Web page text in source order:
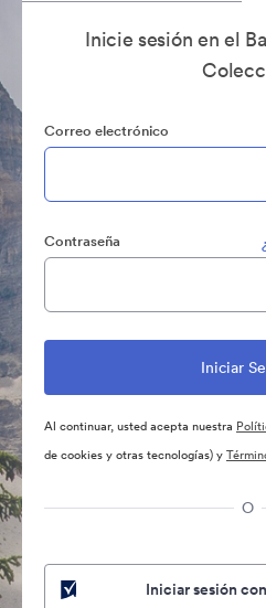
Inicie sesión en el
Correo electrónico
Contraseña
Al continuar, usted acepta nuestra
de cookies y otras tecnologías) y
O
Iniciar sesión